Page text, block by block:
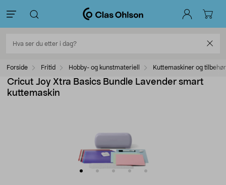
Forside Fritid Hobby- og kunstmateriell Kuttemaskiner og tilbehør
Cricut Joy Xtra Basics Bundle Lavender smart
kuttemaskin